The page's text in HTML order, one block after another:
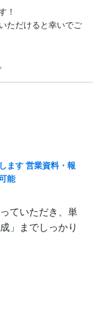
！
ただけると幸いでご
ます 営業資料・報
能
ていただき、単
」までしっかり